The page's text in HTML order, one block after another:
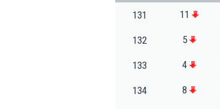
131 11
132 5
133 4
134 8